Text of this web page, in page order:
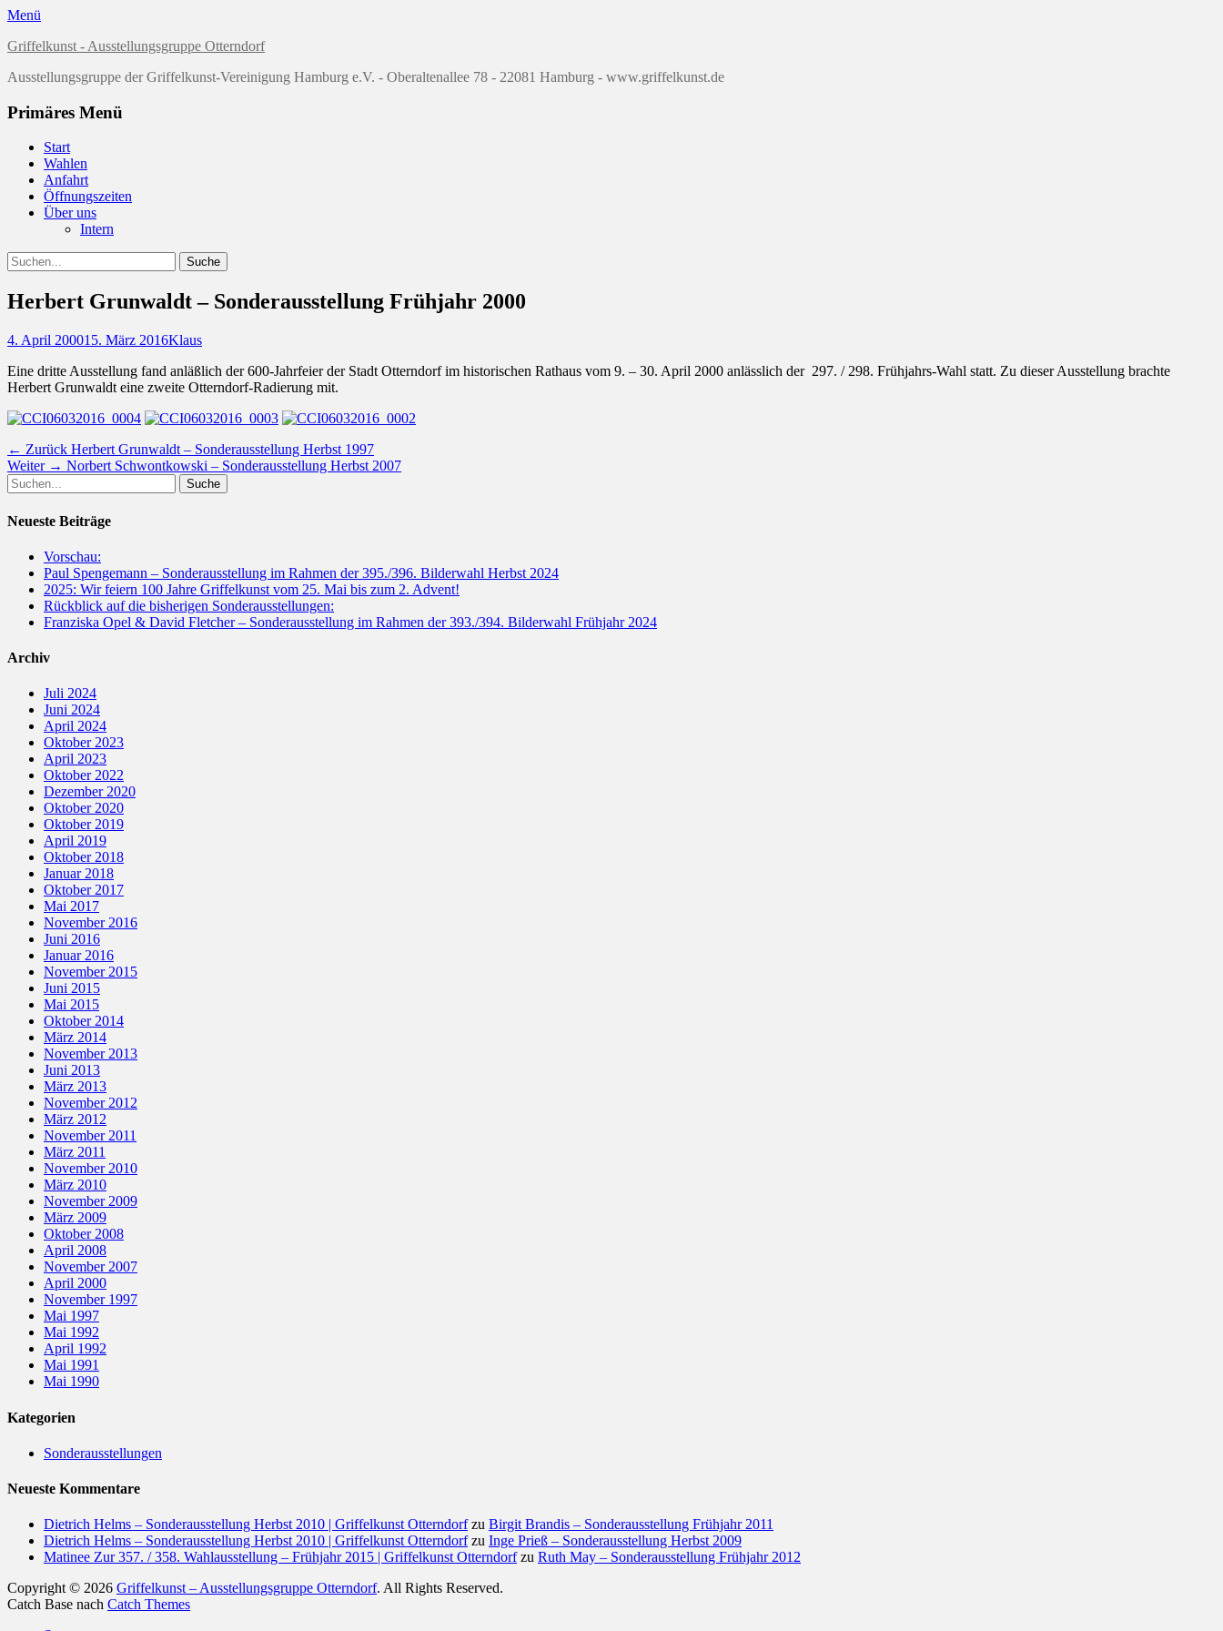
Menü
Griffelkunst - Ausstellungsgruppe Otterndorf
Ausstellungsgruppe der Griffelkunst-Vereinigung Hamburg e.V. - Oberaltenallee 78 - 22081 Hamburg - www.griffelkunst.de
Primäres Menü
Zum
Inhalt
springen
Start
Wahlen
Anfahrt
Öffnungszeiten
Über uns
Intern
Suchen
Suche
nach:
Herbert Grunwaldt – Sonderausstellung Frühjahr 2000
Posted
4. April 200015. März 2016Autor
Klaus
Eine dritte Ausstellung fand anläßlich der 600-Jahrfeier der Stadt Otterndorf im historischen Rathaus vom 9. – 30. April 2000 anlässlich der 297. / 298. Frühjahrs-Wahl statt. Zu dieser Ausstellung brachte
Herbert Grunwaldt eine zweite Otterndorf-Radierung mit.
Beitragsnavigation
← Zurück Vorheriger
Beitrag:
Herbert Grunwaldt – Sonderausstellung Herbst 1997
Weiter → Nächster
Norbert Schwontkowski – Sonderausstellung Herbst 2007
Suche
nach:
Neueste Beiträge
Vorschau:
Paul Spengemann – Sonderausstellung im Rahmen der 395./396. Bilderwahl Herbst 2024
2025: Wir feiern 100 Jahre Griffelkunst vom 25. Mai bis zum 2. Advent!
Rückblick auf die bisherigen Sonderausstellungen:
Franziska Opel & David Fletcher – Sonderausstellung im Rahmen der 393./394. Bilderwahl Frühjahr 2024
Archiv
Juli 2024
Juni 2024
April 2024
Oktober 2023
April 2023
Oktober 2022
Dezember 2020
Oktober 2020
Oktober 2019
April 2019
Oktober 2018
Januar 2018
Oktober 2017
Mai 2017
November 2016
Juni 2016
Januar 2016
November 2015
Juni 2015
Mai 2015
Oktober 2014
März 2014
November 2013
Juni 2013
März 2013
November 2012
März 2012
November 2011
März 2011
November 2010
März 2010
November 2009
März 2009
Oktober 2008
April 2008
November 2007
April 2000
November 1997
Mai 1997
Mai 1992
April 1992
Mai 1991
Mai 1990
Kategorien
Sonderausstellungen
Neueste Kommentare
Dietrich Helms – Sonderausstellung Herbst 2010 | Griffelkunst Otterndorfzu Birgit Brandis – Sonderausstellung Frühjahr 2011
Dietrich Helms – Sonderausstellung Herbst 2010 | Griffelkunst Otterndorfzu Inge Prieß – Sonderausstellung Herbst 2009
Matinee Zur 357. / 358. Wahlausstellung – Frühjahr 2015 | Griffelkunst Otterndorfzu Ruth May – Sonderausstellung Frühjahr 2012
Copyright © 2026 Griffelkunst – Ausstellungsgruppe Otterndorf. All Rights Reserved.
Catch Base nach Catch Themes